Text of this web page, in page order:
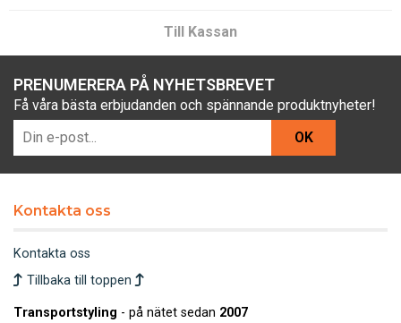
Till Kassan
PRENUMERERA PÅ NYHETSBREVET
Få våra bästa erbjudanden och spännande produktnyheter!
OK
Kontakta oss
Kontakta oss
Tillbaka till toppen
Transportstyling - på nätet sedan 2007